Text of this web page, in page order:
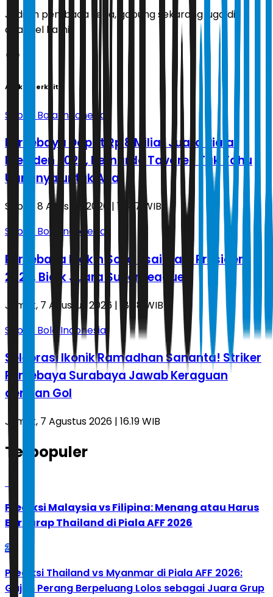
Jadilah pembaca setia, gabung sekarang juga di
channel kami!
Artikel Terkait
Sepak Bola Indonesia
Persebaya Dapat Rp 8 Miliar Juara Piala
Presiden 2026, Bernardo Tavares Tak Tahu
Uangnya untuk Apa
Sabtu, 8 Agustus 2026 | 17.47 WIB
Sepak Bola Indonesia
Persebaya Makin Solid usai Piala Presiden
2026, Bidik Juara Super League
Jumat, 7 Agustus 2026 | 18.38 WIB
Sepak Bola Indonesia
Selebrasi Ikonik Ramadhan Sananta! Striker
Persebaya Surabaya Jawab Keraguan
dengan Gol
Jumat, 7 Agustus 2026 | 16.19 WIB
Terpopuler
Prediksi Malaysia vs Filipina: Menang atau Harus
Berharap Thailand di Piala AFF 2026
2
Prediksi Thailand vs Myanmar di Piala AFF 2026:
Gajah Perang Berpeluang Lolos sebagai Juara Grup